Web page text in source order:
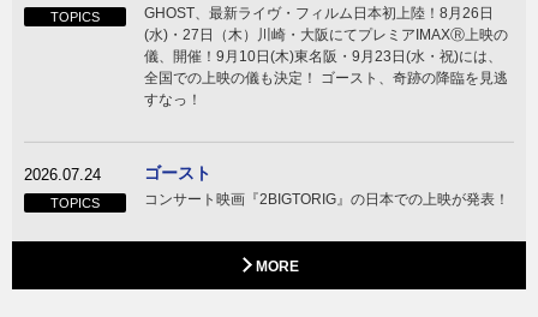
TOPICS
GHOST、最新ライヴ・フィルム日本初上陸！8月26日
(水)・27日（木）川崎・大阪にてプレミアIMAXⓇ上映の
儀、開催！9月10日(木)東名阪・9月23日(水・祝)には、
全国での上映の儀も決定！ ゴースト、奇跡の降臨を見逃
すなっ！
2026.07.24
TOPICS
ゴースト
コンサート映画『2BIGTORIG』の日本での上映が発表！
MORE